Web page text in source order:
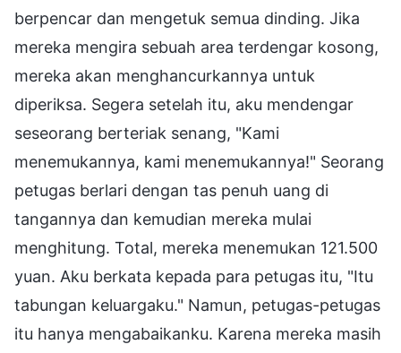
berpencar dan mengetuk semua dinding. Jika
mereka mengira sebuah area terdengar kosong,
mereka akan menghancurkannya untuk
diperiksa. Segera setelah itu, aku mendengar
seseorang berteriak senang, "Kami
menemukannya, kami menemukannya!" Seorang
petugas berlari dengan tas penuh uang di
tangannya dan kemudian mereka mulai
menghitung. Total, mereka menemukan 121.500
yuan. Aku berkata kepada para petugas itu, "Itu
tabungan keluargaku." Namun, petugas-petugas
itu hanya mengabaikanku. Karena mereka masih